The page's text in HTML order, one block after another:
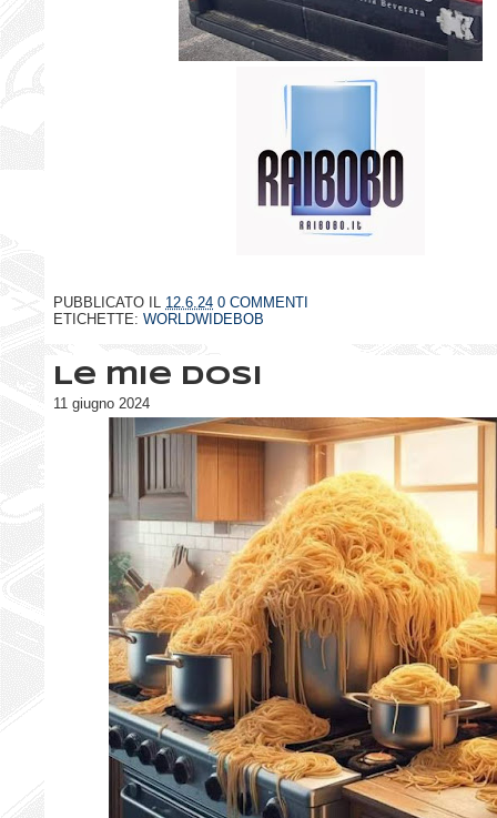
PUBBLICATO IL 12.6.24 0 COMMENTI
ETICHETTE: WORLDWIDEBOB
Le mie dosi
11 giugno 2024